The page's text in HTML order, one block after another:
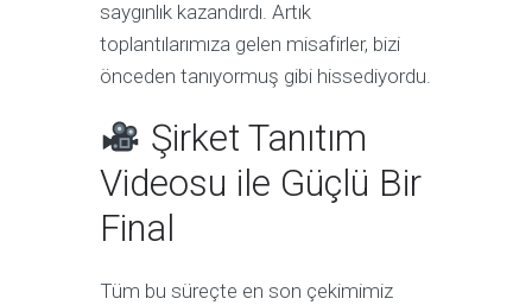
saygınlık kazandırdı. Artık
toplantılarımıza gelen misafirler, bizi
önceden tanıyormuş gibi hissediyordu.
Şirket Tanıtım
Videosu ile Güçlü Bir
Final
Tüm bu süreçte en son çekimimiz